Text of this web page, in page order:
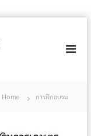
Home การฝึกอบรม